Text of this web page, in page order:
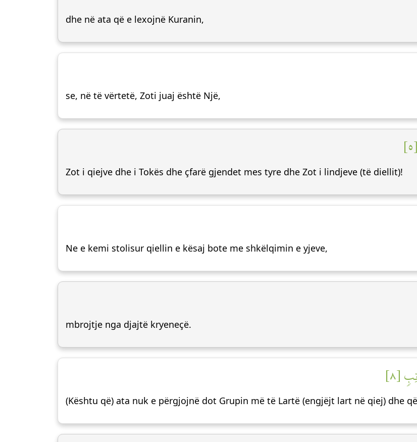
dhe në ata që e lexojnë Kuranin,
se, në të vërtetë, Zoti juaj është Një,
Zot i qiejve dhe i Tokës dhe çfarë gjendet mes tyre dhe Zot i lindjeve (të diellit)!
Ne e kemi stolisur qiellin e kësaj bote me shkëlqimin e yjeve,
mbrojtje nga djajtë kryeneçë.
[٨]
(Kështu që) ata nuk e përgjojnë dot Grupin më të Lartë (engjëjt lart në qiej) dhe